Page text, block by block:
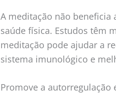
A meditação não beneficia
saúde física. Estudos têm
meditação pode ajudar a
sistema imunológico e
Promove a autorregulação